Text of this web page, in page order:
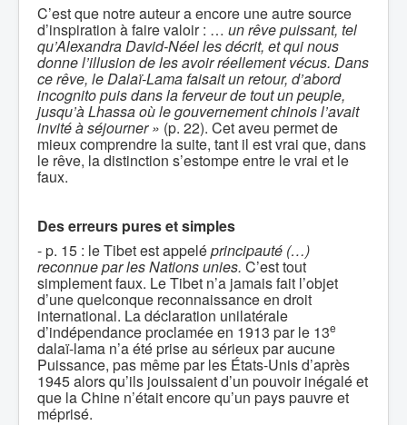
C’est que notre auteur a encore une autre source
d’inspiration à faire valoir : … un rêve puissant, tel
qu’Alexandra David-Néel les décrit, et qui nous
donne l’illusion de les avoir réellement vécus. Dans
ce rêve, le Dalaï-Lama faisait un retour, d’abord
incognito puis dans la ferveur de tout un peuple,
jusqu’à Lhassa où le gouvernement chinois l’avait
invité à séjourner » (p. 22). Cet aveu permet de
mieux comprendre la suite, tant il est vrai que, dans
le rêve, la distinction s’estompe entre le vrai et le
faux.
Des erreurs pures et simples
- p. 15 : le Tibet est appeléprincipauté (…)
reconnue par les Nations unies. C’est tout
simplement faux. Le Tibet n’a jamais fait l’objet
d’une quelconque reconnaissance en droit
international. La déclaration unilatérale
d’indépendance proclamée en 1913 par le 13e
dalaï-lama n’a été prise au sérieux par aucune
Puissance, pas même par les États-Unis d’après
1945 alors qu’ils jouissaient d’un pouvoir inégalé et
que la Chine n’était encore qu’un pays pauvre et
méprisé.